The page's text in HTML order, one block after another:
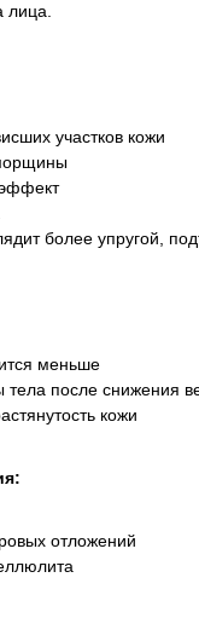
лица.
участков кожи
более упругой,
меньше
тела после снижения
кожи
отложений